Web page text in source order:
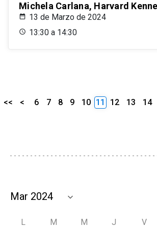
Michela Carlana, Harvard
13 de Marzo de 2024
13:30 a 14:30
<< < 6 7 8 9 10 11 12 13 14
L M M J V